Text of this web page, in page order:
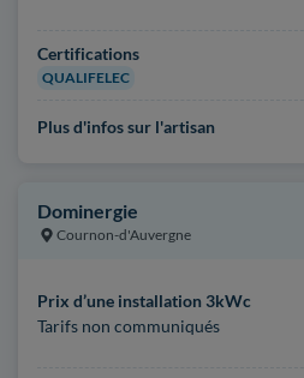
Certifications
QUALIFELEC
Plus d'infos sur l'artisan
Dominergie
Cournon-d'Auvergne
Prix d’une installation 3kWc
Tarifs non communiqués